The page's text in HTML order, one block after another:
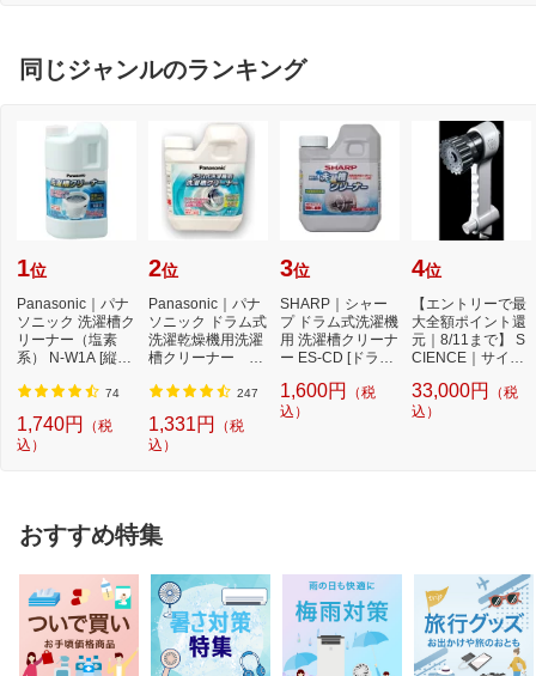
同じジャンルのランキング
1位
Panasonic｜パナ
ソニック 洗濯槽ク
リーナー（塩素
系） N-W1A [縦型
系...
74
1,740円
（税
込）
2位
Panasonic｜パナ
ソニック ドラム式
洗濯乾燥機用洗濯
槽クリーナー N-
濯...
247
1,331円
（税
込）
3位
SHARP｜シャー
プ ドラム式洗濯機
用 洗濯槽クリーナ
ー ES-CD [ドラム
1,600円
（税
込）
4位
【エントリーで最
大全額ポイント還
元｜8/11まで】 S
CIENCE｜サイエ
ッ...
33,000円
（税
込）
おすすめ特集